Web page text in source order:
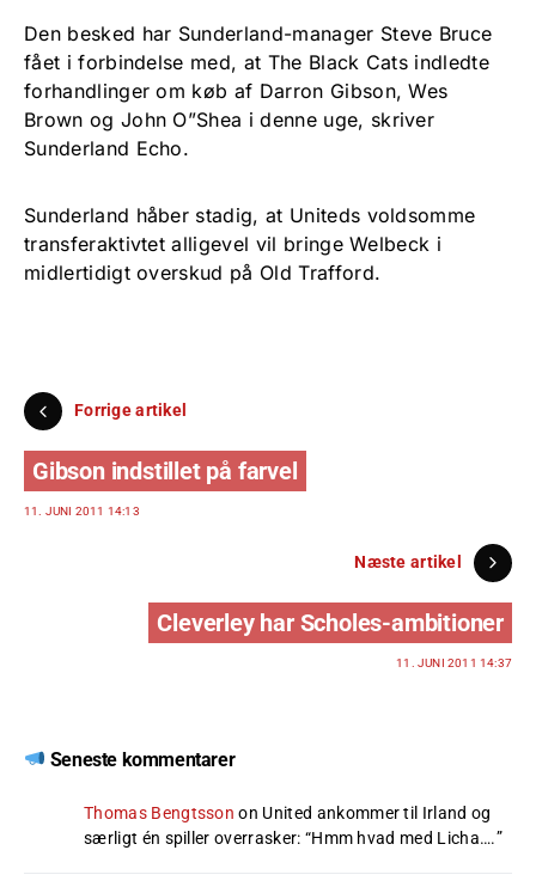
Den besked har Sunderland-manager Steve Bruce
fået i forbindelse med, at The Black Cats indledte
forhandlinger om køb af Darron Gibson, Wes
Brown og John O”Shea i denne uge, skriver
Sunderland Echo.
Sunderland håber stadig, at Uniteds voldsomme
transferaktivtet alligevel vil bringe Welbeck i
midlertidigt overskud på Old Trafford.
Forrige artikel
Gibson indstillet på farvel
11. JUNI 2011 14:13
Næste artikel
Cleverley har Scholes-ambitioner
11. JUNI 2011 14:37
Seneste kommentarer
Thomas Bengtsson on United ankommer til Irland og
særligt én spiller overrasker: “Hmm hvad med Licha….”